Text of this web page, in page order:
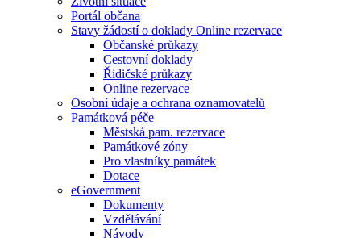
Portál občana
Stavy žádostí o doklady Online rezervace
Občanské průkazy
Cestovní doklady
Řidičské průkazy
Online rezervace
Osobní údaje a ochrana oznamovatelů
Památková péče
Městská pam. rezervace
Památkové zóny
Pro vlastníky památek
Dotace
eGovernment
Dokumenty
Vzdělávání
Návody